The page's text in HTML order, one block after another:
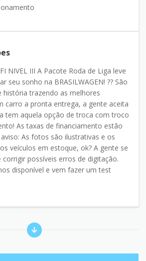
NIVEL III A Pacote Roda de Liga leve
seu sonho na BRASILWAGEN! ?? São
história trazendo as melhores
carro a pronta entrega, a gente aceita
tem aquela opção de troca com troco
As taxas de financiamento estão
As fotos são ilustrativas e os
veículos em estoque, ok? A gente se
possíveis erros de digitação.
disponível e vem fazer um test